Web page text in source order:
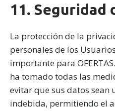
11. Seguridad
La protección de la
personales de los
importante para
ha tomado todas las
evitar que sus datos sean
indebida, permitiendo el